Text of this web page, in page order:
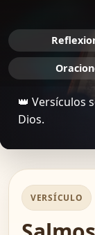
👑 Versículos
Dios.
VERSÍCULO